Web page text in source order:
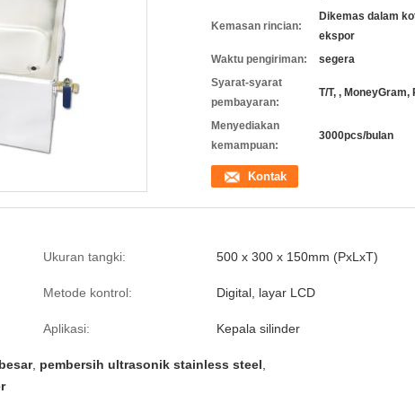
Kemasan rincian:
Dikemas dalam
ekspor
Waktu pengiriman:
segera
Syarat-syarat
pembayaran:
T/T, , MoneyGram,
Menyediakan
kemampuan:
3000pcs/bulan
Kontak
Ukuran tangki: 500 x 300 x 150mm (PxLxT)
Metode kontrol: Digital, layar LCD
Aplikasi: Kepala silinder
, pembersih ultrasonik stainless steel